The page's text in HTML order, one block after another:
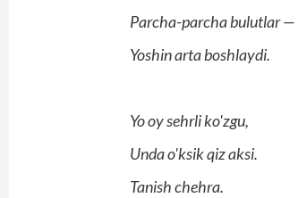
Parcha-parcha bulutlar —
Yoshin arta boshlaydi.
Yo oy sehrli ko'zgu,
Unda o'ksik qiz aksi.
Tanish chehra.